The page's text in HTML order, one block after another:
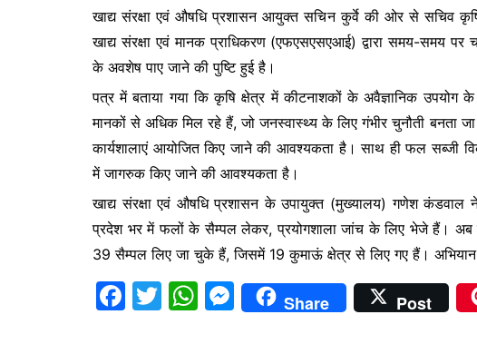
खाद्य संरक्षा एवं औषधि प्रशासन आयुक्त सचिन कुर्वे की ओर से सचिव
खाद्य संरक्षा एवं मानक प्राधिकरण (एफएसएसएआई) द्वारा समय-समय पर
के अवशेष पाए जाने की पुष्टि हुई है।
पत्र में बताया गया कि कृषि क्षेत्र में कीटनाशकों के अवैज्ञानिक उपयोग
मानकों से अधिक मिल रहे हैं, जो जनस्वास्थ्य के लिए गंभीर चुनौती बनता
कार्यशालाएं आयोजित किए जाने की आवश्यकता है। साथ ही फल सब्जी
में जागरुक किए जाने की आवश्यकता है।
खाद्य संरक्षा एवं औषधि प्रशासन के उपायुक्त (मुख्यालय) गणेश कंडवाल
प्रदेश भर में फलों के सैम्पल लेकर, प्रयोगशाला जांच के लिए भेजे हैं।
39 सैम्पल लिए जा चुके हैं, जिसमें 19 कुमाऊं क्षेत्र से लिए गए हैं। अभियान
F
T
W M
e
Share Post